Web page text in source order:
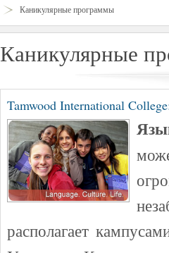
Каникулярные программы
Каникулярные
Tamwood International
располагает